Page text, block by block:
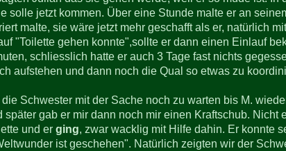
solle jetzt kommen. Über eine Stunde malte er an
malte, sie wäre jetzt mehr geschafft als er, natürlich
"Toilette gehen konnte",sollte er dann einen Einlauf
schliesslich hatte er auch 3 Tage fast nichts
aufstehen und dann noch die Qual so etwas zu
Schwester mit der Sache noch zu warten bis M.
gab er mir dann noch mir einen Kraftschub. Nicht
und er ging, zwar wacklig mit Hilfe dahin. Er konnte
ist geschehen". Natürlich zeigten wir der